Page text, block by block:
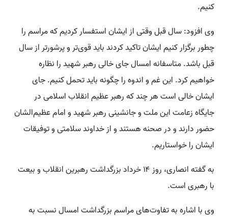
کنیم.
وی افزود: سال قبل وقتی از ایشان استفسار کردیم که مراسم را
چطور برگزار کنیم ایشان تاکید کردند باید قوی‌تر و پرشورتر از سال
قبل باشد. متاسفانه امسال جای خالی رهبر شهید را نظاره
خواهیم کرد. این غم و اندوه را چگونه باید تحمل کنیم. جای
ایشان خالی است هر چند که رهبر عظیم انقلاب اسلامی در
جایگاه زعامت این ملت و جانشینی رهبر شهید و امام عظیم‌الشان
حضور دارند و در صحنه هستند و از خداوند سلامتی و توفیقات
ایشان را خواستاریم.
به گفته انصاری، روز ۱۴ خرداد بزرگداشت رهبرین انقلاب و بیعت
با رهبری است.
وی با اشاره به تفاوت‌های مراسم بزرگداشت امسال نسبت به